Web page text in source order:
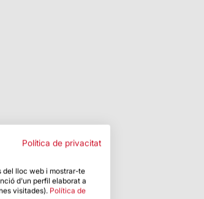
Política de privacitat
del lloc web i mostrar-te
d'un perfil elaborat a
visitades). Política de